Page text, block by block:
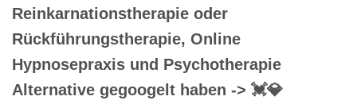
Reinkarnationstherapie oder
Rückführungstherapie, Online
Hypnosepraxis und Psychotherapie
Alternative gegoogelt haben -> 💓️💎